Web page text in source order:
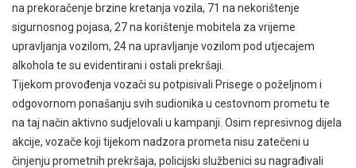
na prekoračenje brzine kretanja vozila, 71 na nekorištenje
sigurnosnog pojasa, 27 na korištenje mobitela za vrijeme
upravljanja vozilom, 24 na upravljanje vozilom pod utjecajem
alkohola te su evidentirani i ostali prekršaji.
Tijekom provođenja vozači su potpisivali Prisege o poželjnom i
odgovornom ponašanju svih sudionika u cestovnom prometu te
na taj način aktivno sudjelovali u kampanji. Osim represivnog dijela
akcije, vozače koji tijekom nadzora prometa nisu zatečeni u
činjenju prometnih prekršaja, policijski službenici su nagrađivali